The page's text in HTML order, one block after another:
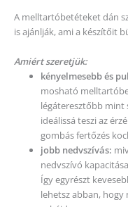
A melltartóbetéteket dán
is ajánlják, ami a készítőit
Amiért szeretjük:
kényelmesebb és
mosható
légáteresztőbb mint
ideálissá teszi az
gombás fertőzés
jobb nedvszívás:
nedvszívó
Így egyrészt
lehetsz abban, hogy